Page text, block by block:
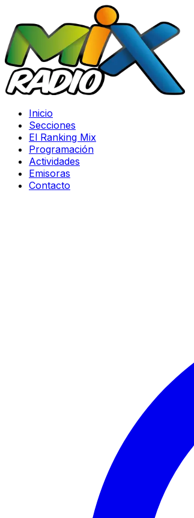
Inicio
Secciones
El Ranking Mix
Programación
Actividades
Emisoras
Contacto